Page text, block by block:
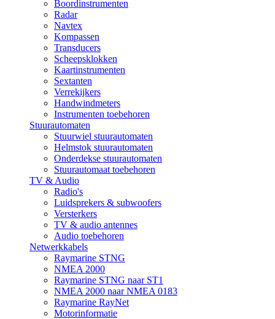
Boordinstrumenten
Radar
Navtex
Kompassen
Transducers
Scheepsklokken
Kaartinstrumenten
Sextanten
Verrekijkers
Handwindmeters
Instrumenten toebehoren
Stuurautomaten
Stuurwiel stuurautomaten
Helmstok stuurautomaten
Onderdekse stuurautomaten
Stuurautomaat toebehoren
TV & Audio
Radio's
Luidsprekers & subwoofers
Versterkers
TV & audio antennes
Audio toebehoren
Netwerkkabels
Raymarine STNG
NMEA 2000
Raymarine STNG naar ST1
NMEA 2000 naar NMEA 0183
Raymarine RayNet
Motorinformatie